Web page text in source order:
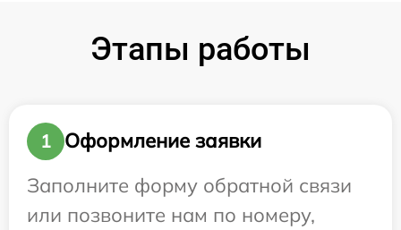
Этапы работы
1
Оформление заявки
Заполните форму обратной связи
или позвоните нам по номеру,